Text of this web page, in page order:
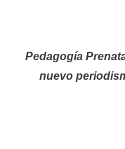
Pedagogía
nuevo